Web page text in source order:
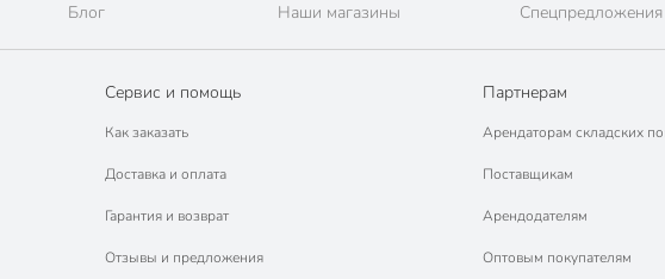
Блог Наши магазины Спецпредложения
Сервис и помощь
Как заказать
Доставка и оплата
Гарантия и возврат
Отзывы и предложения
Партнерам
Арендаторам складских
Поставщикам
Арендодателям
Оптовым покупателям